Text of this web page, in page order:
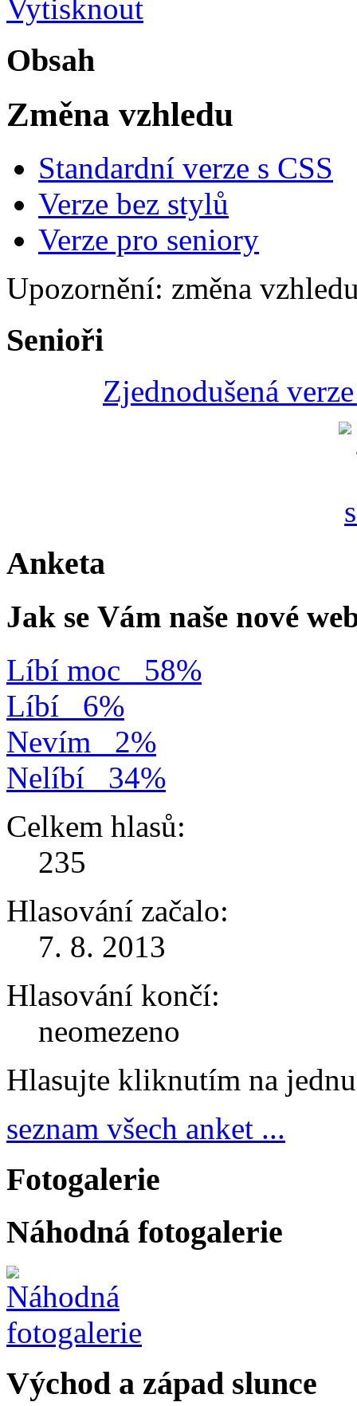
Obsah
Změna vzhledu
Standardní verze s CSS
Verze bez stylů
Verze pro seniory
Upozornění: změna
Senioři
Zjednodušená
Anketa
Jak se Vám naše nové
Líbí moc
58%
Líbí
6%
Nevím
2%
Nelíbí
34%
Celkem hlasů:
235
Hlasování začalo:
7. 8. 2013
Hlasování končí:
neomezeno
Hlasujte kliknutím na
seznam všech anket ...
Fotogalerie
Náhodná fotogalerie
Východ a západ slunce